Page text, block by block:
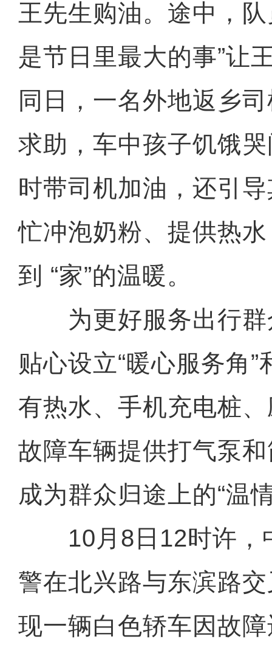
王先生购油。途中，
是节日里最大的事”让
同日，一名外地返乡
求助，车中孩子饥饿
时带司机加油，还引
忙冲泡奶粉、提供热
到 “家”的温暖。
为更好服务出行群
贴心设立“暖心服务角”
有热水、手机充电桩
故障车辆提供打气泵
成为群众归途上的“温
10月8日12时许，
警在北兴路与东滨路
现一辆白色轿车因故